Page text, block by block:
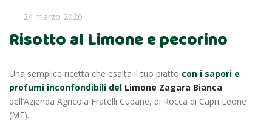
24 marzo 2020
Risotto al Limone e pecorino
Una semplice ricetta che esalta il tuo piatto con i sapori e
profumi inconfondibili del Limone Zagara Bianca
dell’Azienda Agricola Fratelli Cupane, di Rocca di Capri Leone
(ME).